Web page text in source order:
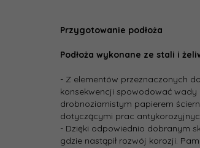
Przygotowanie podłoża
Podłoża wykonane ze stali i
- Z elementów przeznaczonych
konsekwencji spowodować wady
drobnoziarnistym papierem
dotyczącymi prac
- Dzięki odpowiednio dobranym
gdzie nastąpił rozwój korozji.